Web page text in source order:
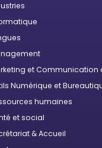
et Communication
Numérique et
humaines
et social
& Accueil